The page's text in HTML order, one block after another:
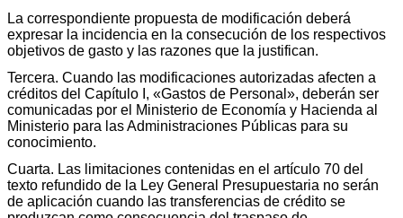
La correspondiente propuesta de modificación deberá
expresar la incidencia en la consecución de los respectivos
objetivos de gasto y las razones que la justifican.
Tercera. Cuando las modificaciones autorizadas afecten a
créditos del Capítulo I, «Gastos de Personal», deberán ser
comunicadas por el Ministerio de Economía y Hacienda al
Ministerio para las Administraciones Públicas para su
conocimiento.
Cuarta. Las limitaciones contenidas en el artículo 70 del
texto refundido de la Ley General Presupuestaria no serán
de aplicación cuando las transferencias de crédito se